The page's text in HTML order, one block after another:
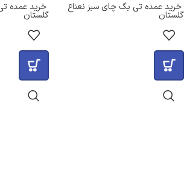
خرید عمده تی بگ چای سبز نعناع
گلستان
خرید عمده
گلستان